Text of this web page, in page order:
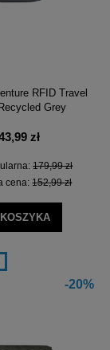
RFID Travel
Grey
zł
179,99 zł
cena:152,99 zł
-20%